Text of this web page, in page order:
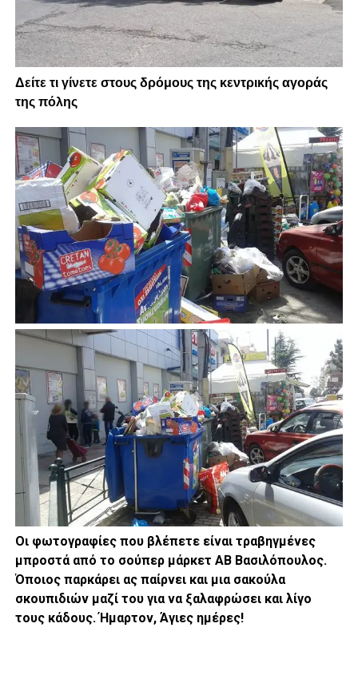
Δείτε τι γίνετε στους δρόμους της κεντρικής αγοράς
της πόλης
Οι φωτογραφίες που βλέπετε είναι τραβηγμένες
μπροστά από το σούπερ μάρκετ ΑΒ Βασιλόπουλος.
Όποιος παρκάρει ας παίρνει και μια σακούλα
σκουπιδιών μαζί του για να ξαλαφρώσει και λίγο
τους κάδους. Ήμαρτον, Άγιες ημέρες!